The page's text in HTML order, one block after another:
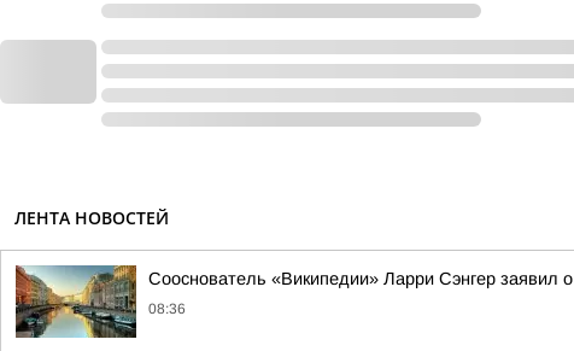
ЛЕНТА НОВОСТЕЙ
Сооснователь «Википедии» Ларри Сэнгер заявил
08:36